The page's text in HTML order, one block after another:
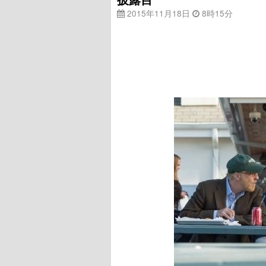
2015年11月18日 8時15分